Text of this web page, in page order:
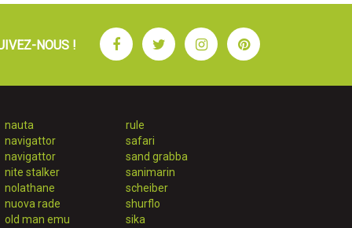
NOUS ! FacebookTwitterInstagramPinterest
nauta
navigattor
navigattor
nite stalker
nolathane
nuova rade
old man emu
rule
safari
sand grabba
sanimarin
scheiber
shurflo
sika